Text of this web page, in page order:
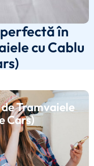
în
cu Cablu
Tramvaiele
Cars)